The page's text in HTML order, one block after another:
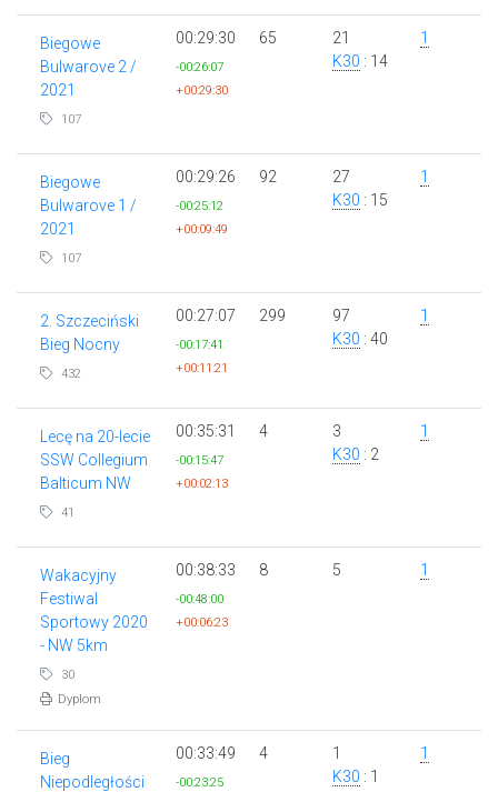
Biegowe
Bulwarove 2 /
2021
107
00:29:30
-00:26:07
+00:29:30
65
21
K30 : 14
1
Biegowe
Bulwarove 1 /
2021
107
00:29:26
-00:25:12
+00:09:49
92
27
K30 : 15
1
2. Szczeciński
Bieg Nocny
432
00:27:07
-00:17:41
+00:11:21
299
97
K30 : 40
1
Lecę na 20-lecie
SSW Collegium
Balticum NW
41
00:35:31
-00:15:47
+00:02:13
4
3
K30 : 2
1
Wakacyjny
Festiwal
Sportowy 2020
- NW 5km
30
Dyplom
00:38:33
-00:48:00
+00:06:23
8 5 1
Bieg
Niepodległości
00:33:49
-00:23:25
4
1
K30 : 1
1